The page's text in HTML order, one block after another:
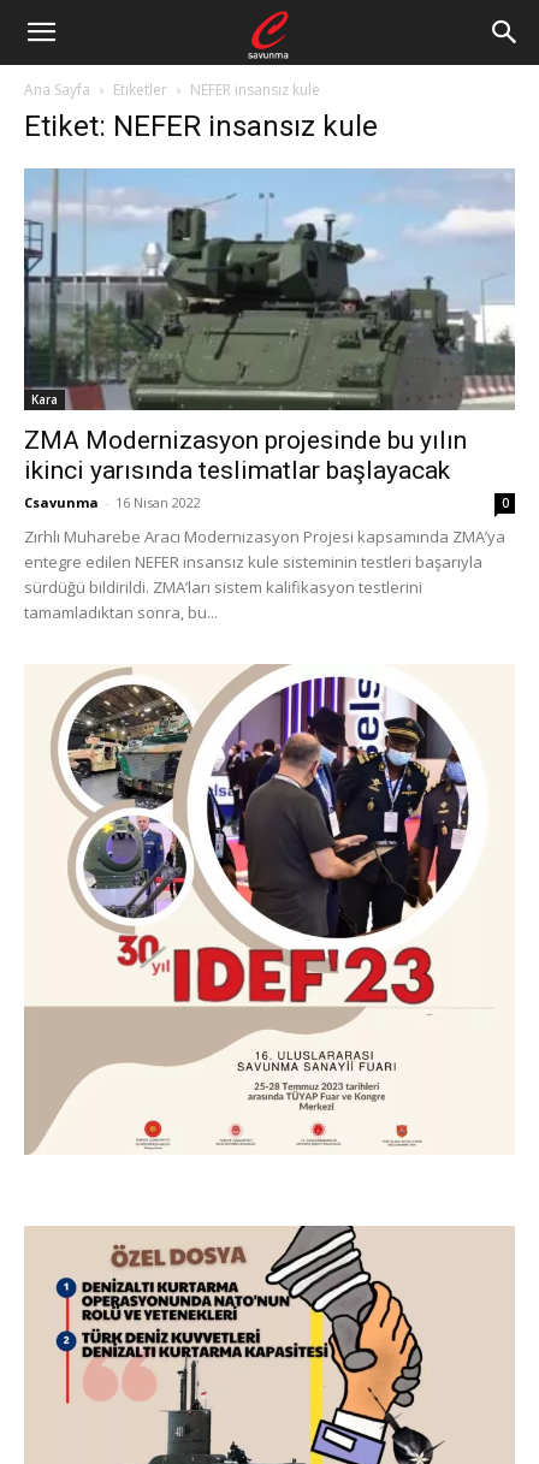
Ana Sayfa Etiketler NEFER insansız kule
Etiket: NEFER insansız kule
Kara
ZMA Modernizasyon projesinde bu yılın
ikinci yarısında teslimatlar başlayacak
Csavunma - 16 Nisan 2022 0
Zırhlı Muharebe Aracı Modernizasyon Projesi kapsamında ZMA’ya
entegre edilen NEFER insansız kule sisteminin testleri başarıyla
sürdüğü bildirildi. ZMA’ları sistem kalifikasyon testlerini
tamamladıktan sonra, bu...